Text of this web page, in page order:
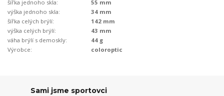
šířka jednoho skla:
55 mm
výška jednoho skla:
34 mm
šířka celých brýlí:
142 mm
výška celých brýlí:
43 mm
váha brýlí s demoskly:
44 g
Výrobce:
coloroptic
Sami jsme sportovci